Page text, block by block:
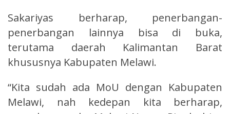
Sakariyas berharap, penerbangan-
penerbangan lainnya bisa di buka,
terutama daerah Kalimantan Barat
khususnya Kabupaten Melawi.
“Kita sudah ada MoU dengan Kabupaten
Melawi, nah kedepan kita berharap,